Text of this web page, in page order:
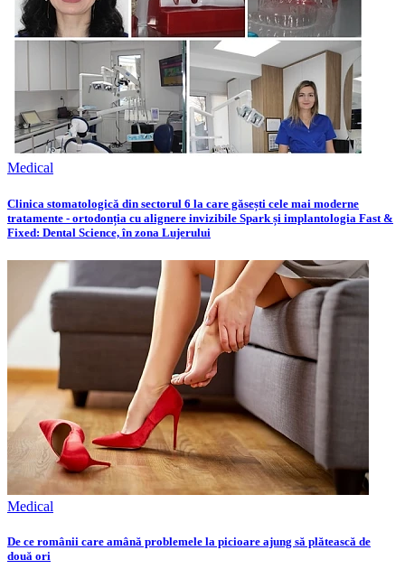
Medical
Clinica stomatologică din sectorul 6 la care găsești cele mai moderne
tratamente - ortodonția cu alignere invizibile Spark și implantologia Fast &
Fixed: Dental Science, în zona Lujerului
Medical
De ce românii care amână problemele la picioare ajung să plătească de
două ori